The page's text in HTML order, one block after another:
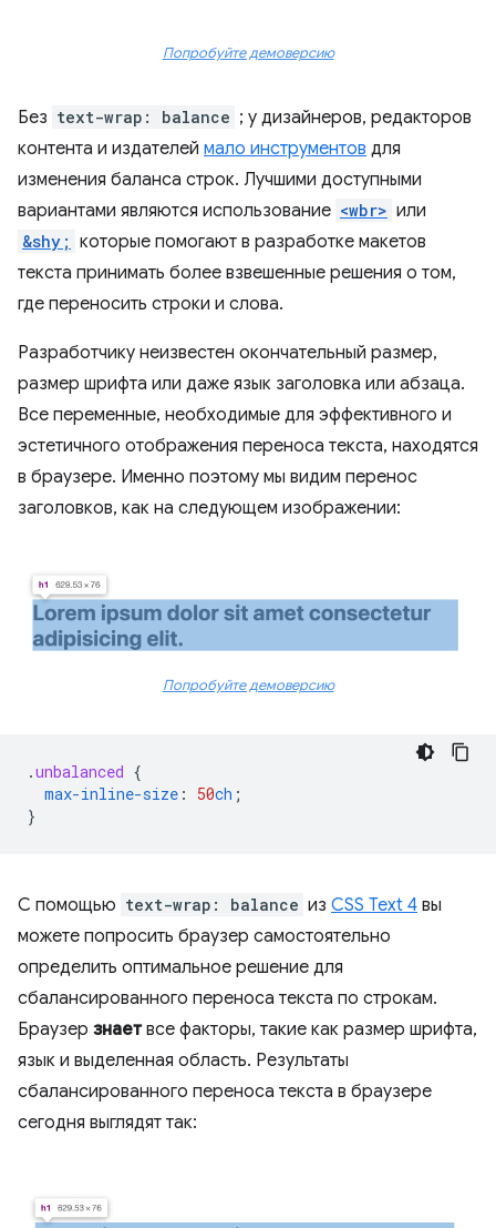
Попробуйте демоверсию
Без text-wrap: balance ; у дизайнеров, редакторов
контента и издателей мало инструментов для
изменения баланса строк. Лучшими доступными
вариантами являются использование <wbr> или
&shy; которые помогают в разработке макетов
текста принимать более взвешенные решения о том,
где переносить строки и слова.
Разработчику неизвестен окончательный размер,
размер шрифта или даже язык заголовка или абзаца.
Все переменные, необходимые для эффективного и
эстетичного отображения переноса текста, находятся
в браузере. Именно поэтому мы видим перенос
заголовков, как на следующем изображении:
Попробуйте демоверсию
.unbalanced {
max-inline-size : 50ch ;
}
С помощью text-wrap: balance из CSS Text 4 вы
можете попросить браузер самостоятельно
определить оптимальное решение для
сбалансированного переноса текста по строкам.
Браузер знаетвсе факторы, такие как размер шрифта,
язык и выделенная область. Результаты
сбалансированного переноса текста в браузере
сегодня выглядят так: